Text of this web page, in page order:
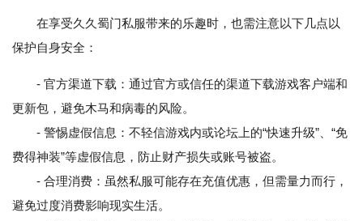
在享受久久蜀门私服带来的乐趣时，也需注意以下几点以
保护自身安全：
- 官方渠道下载：通过官方或信任的渠道下载游戏客户端和
更新包，避免木马和病毒的风险。
- 警惕虚假信息：不轻信游戏内或论坛上的“快速升级”、“免
费得神装”等虚假信息，防止财产损失或账号被盗。
- 合理消费：虽然私服可能存在充值优惠，但需量力而行，
避免过度消费影响现实生活。